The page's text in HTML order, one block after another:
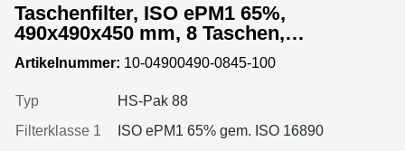
Taschenfilter, ISO ePM1 65%,
490x490x450 mm, 8 Taschen,
Metallrahmen
Artikelnummer: 10-04900490-0845-100
Typ
HS-Pak 88
Filterklasse 1
ISO ePM1 65% gem. ISO 16890